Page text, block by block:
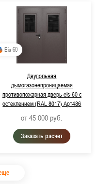
Eis-60
Двупольная
дымогазонепроницаемая
противопожарная дверь eis-60 с
остеклением (RAL 8017) Арт486
от 45 000 руб.
Заказать расчет